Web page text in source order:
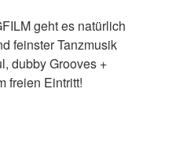
geht es natürlich
feinster Tanzmusik
dubby Grooves +
freien Eintritt!